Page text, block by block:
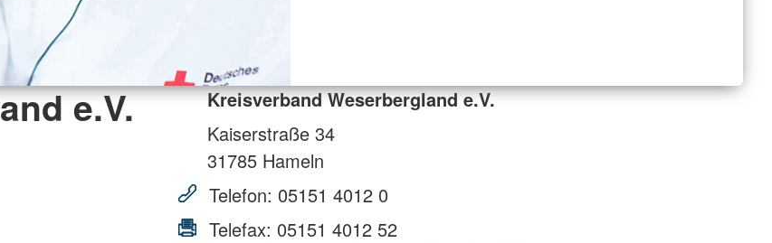
e.V.
Kreisverband Weserbergland e.V.
Kaiserstraße 34
31785 Hameln
Telefon: 05151 4012 0
Telefax: 05151 4012 52